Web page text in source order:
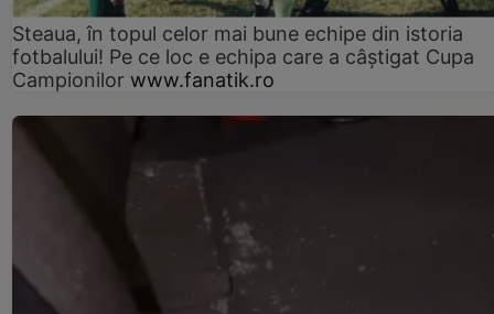
Steaua, în topul celor mai bune echipe din istoria
fotbalului! Pe ce loc e echipa care a câştigat Cupa
Campionilor www.fanatik.ro